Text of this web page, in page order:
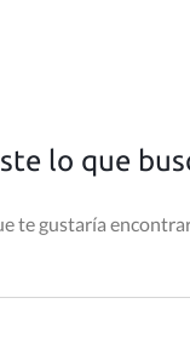
lo que
te gustaría